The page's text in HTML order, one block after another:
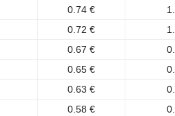
0.74 €
0.72 €
0.67 €
0.65 €
0.63 €
0.58 €